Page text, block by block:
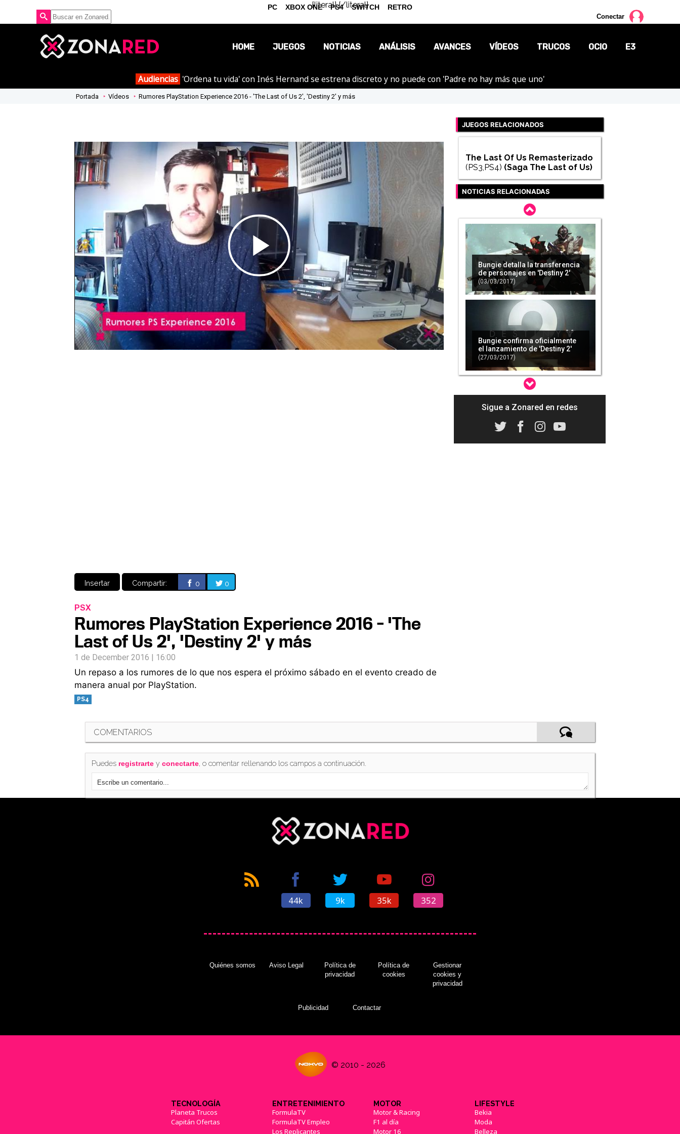
{literal}{/literal}
Conectar
HOME JUEGOS NOTICIAS
OPINIÓN
ANÁLISIS AVANCES VÍDEOS TRUCOS OCIO E3
Audiencias 'Ordena tu vida' con Inés Hernand se estrena discreto y no puede con 'Padre no hay más que uno'
Portada Vídeos Rumores PlayStation Experience 2016 - 'The Last of Us 2', 'Destiny 2' y más
Play
Video
Insertar Compartir: 0 0
PSX
Rumores PlayStation Experience 2016 - 'The
Last of Us 2', 'Destiny 2' y más
1 de December 2016 | 16:00
Un repaso a los rumores de lo que nos espera el próximo sábado en el evento creado de
manera anual por PlayStation.
PS4
JUEGOS RELACIONADOS
The Last Of Us Remasterizado
(PS3,PS4) (Saga The Last of Us)
NOTICIAS RELACIONADAS
Bungie detalla la transferencia
de personajes en 'Destiny 2'
(03/03/2017)
Bungie confirma oficialmente
el lanzamiento de 'Destiny 2'
(27/03/2017)
Experience 2016: Fecha y hora
española
(02/12/2016)
Sigue a Zonared en redes
COMENTARIOS
Puedes registrartey conectarte, o comentar rellenando los campos a continuación.
PC XBOX ONE PS4 SWITCH RETRO
44k 9k 35k 352
Quiénes somos Aviso Legal
Política de
privacidad
Política de
cookies
Gestionar
cookies y
privacidad
Publicidad Contactar
© 2010 - 2026
TECNOLOGÍA
Planeta Trucos
Capitán Ofertas
ENTRETENIMIENTO
FormulaTV
FormulaTV Empleo
Los Replicantes
MOTOR
Motor & Racing
F1 al día
Motor 16
LIFESTYLE
Bekia
Moda
Belleza